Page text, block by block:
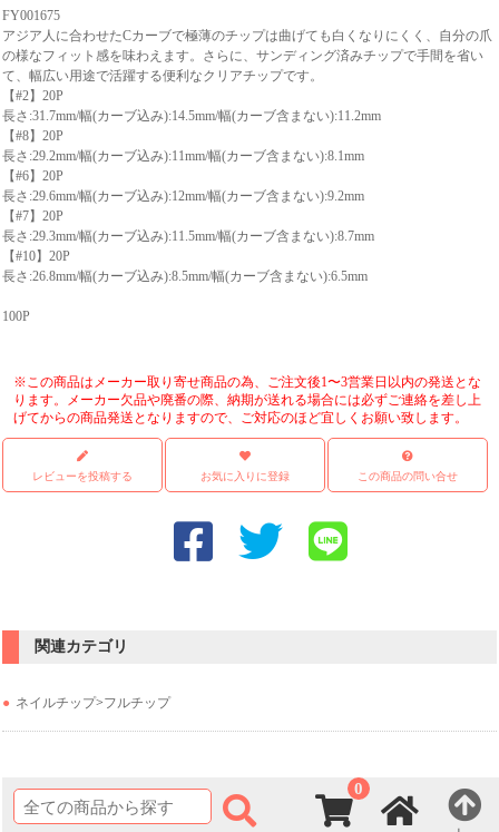
0
FY001675
アジア人に合わせたCカーブで極薄のチップは曲げても白くなりにくく、自分の爪
の様なフィット感を味わえます。さらに、サンディング済みチップで手間を省い
て、幅広い用途で活躍する便利なクリアチップです。
【#2】20P
長さ:31.7mm/幅(カーブ込み):14.5mm/幅(カーブ含まない):11.2mm
【#8】20P
長さ:29.2mm/幅(カーブ込み):11mm/幅(カーブ含まない):8.1mm
【#6】20P
長さ:29.6mm/幅(カーブ込み):12mm/幅(カーブ含まない):9.2mm
【#7】20P
長さ:29.3mm/幅(カーブ込み):11.5mm/幅(カーブ含まない):8.7mm
【#10】20P
長さ:26.8mm/幅(カーブ込み):8.5mm/幅(カーブ含まない):6.5mm
100P
※この商品はメーカー取り寄せ商品の為、ご注文後1〜3営業日以内の発送とな
ります。メーカー欠品や廃番の際、納期が送れる場合には必ずご連絡を差し上
げてからの商品発送となりますので、ご対応のほど宜しくお願い致します。
レビューを投稿する お気に入りに登録 この商品の問い合せ
関連カテゴリ
ネイルチップ>フルチップ